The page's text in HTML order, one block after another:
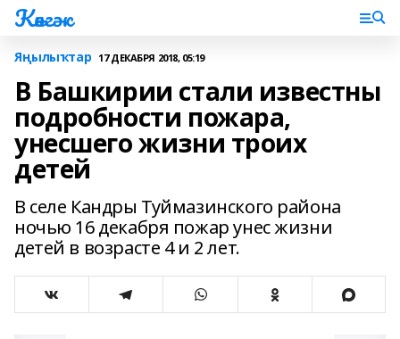
Көнгәк
Яңылыҡтар 17 ДЕКАБРЯ 2018, 05:19
В Башкирии стали известны
подробности пожара,
унесшего жизни троих
детей
В селе Кандры Туймазинского района
ночью 16 декабря пожар унес жизни
детей в возрасте 4 и 2 лет.